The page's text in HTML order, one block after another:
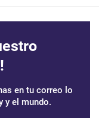
en tu correo lo
y el mundo.